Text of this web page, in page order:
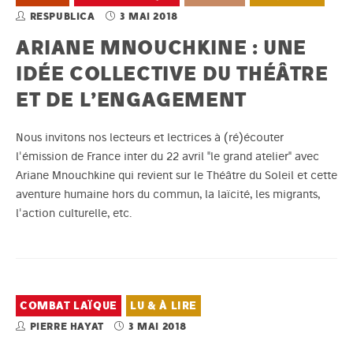
RESPUBLICA 3 MAI 2018
ARIANE MNOUCHKINE : UNE
IDÉE COLLECTIVE DU THÉÂTRE
ET DE L’ENGAGEMENT
Nous invitons nos lecteurs et lectrices à (ré)écouter
l'émission de France inter du 22 avril "le grand atelier" avec
Ariane Mnouchkine qui revient sur le Théâtre du Soleil et cette
aventure humaine hors du commun, la laïcité, les migrants,
l'action culturelle, etc.
COMBAT LAÏQUE LU & À LIRE
PIERRE HAYAT 3 MAI 2018